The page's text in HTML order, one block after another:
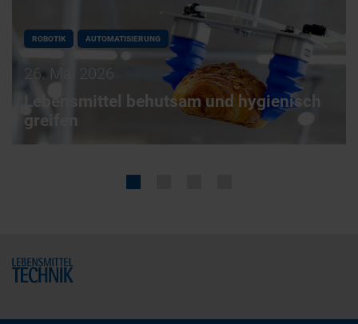
ROBOTIK AUTOMATISIERUNG
26. Mai 2026
Lebensmittel behutsam und hygienisch
greifen
Home